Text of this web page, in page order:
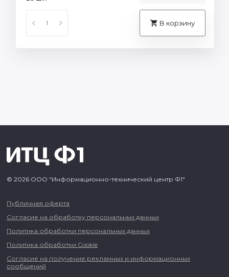
В корзину
© 2026 ООО "Информационно-технический центр Ф1"
Публичная оферта
Согласие на обработку персональных данных
Политика обработки персональных данных
Политика обработки Cookie
Согласие на получение рекламных и информационных
сообщений